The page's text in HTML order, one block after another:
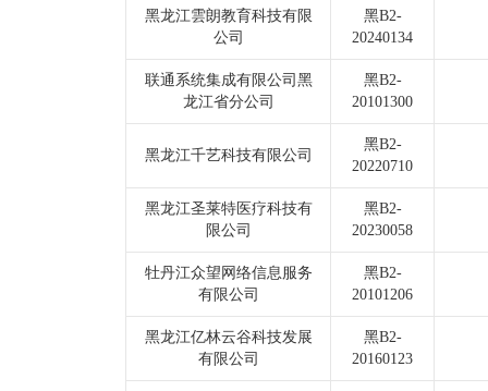
黑龙江雲朗教育科技有限
公司
黑B2-
20240134
联通系统集成有限公司黑
龙江省分公司
黑B2-
20101300
黑龙江千艺科技有限公司
黑B2-
20220710
黑龙江圣莱特医疗科技有
限公司
黑B2-
20230058
牡丹江众望网络信息服务
有限公司
黑B2-
20101206
黑龙江亿林云谷科技发展
有限公司
黑B2-
20160123